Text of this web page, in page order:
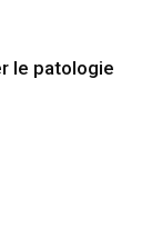
le patologie